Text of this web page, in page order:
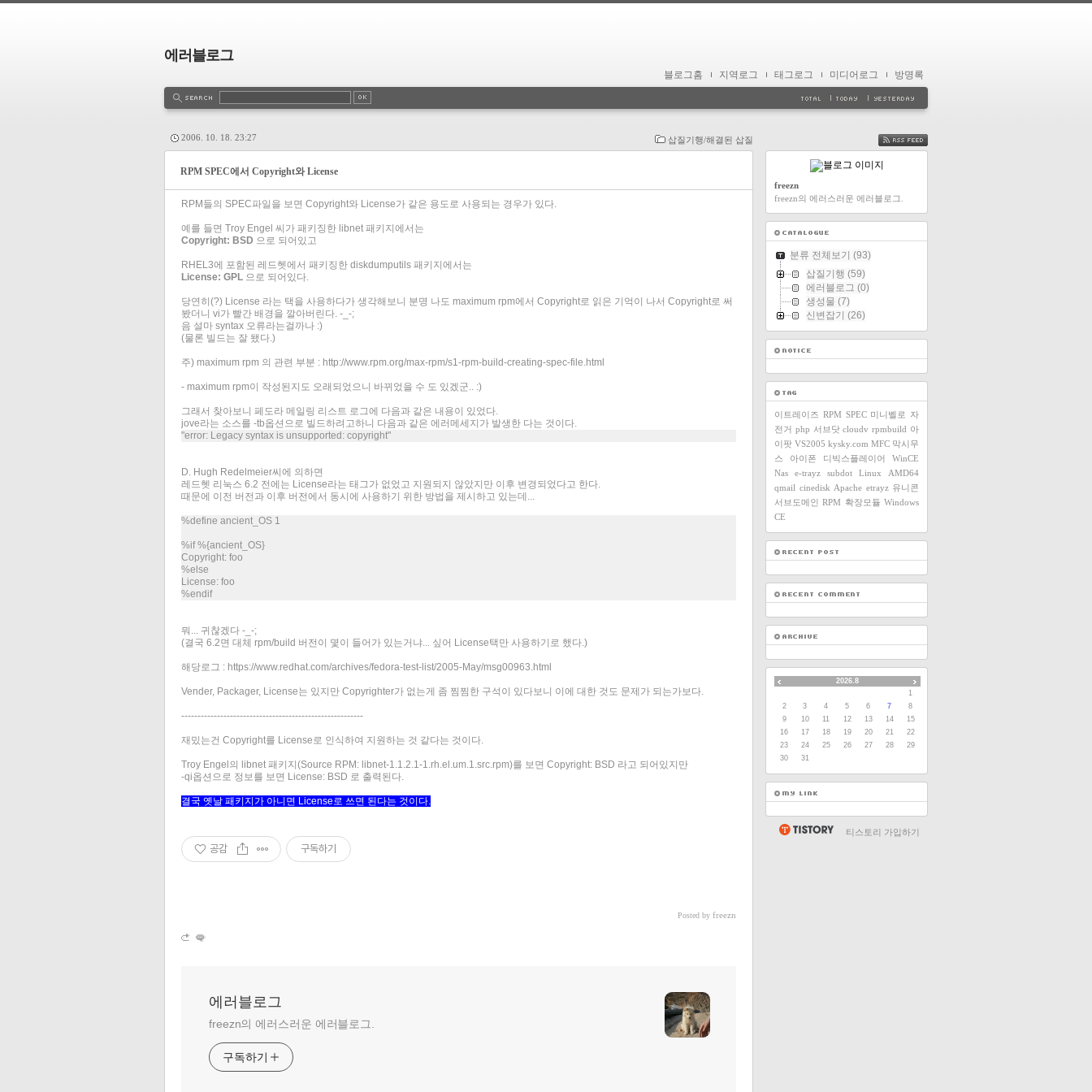
에러블로그
블로그홈 지역로그 태그로그 미디어로그 방명록
삽질기행/해결된 삽질
2006. 10. 18. 23:27
RPM SPEC에서 Copyright와 License
RPM들의 SPEC파일을 보면 Copyright와 License가 같은 용도로 사용되는 경우가 있다.
예를 들면 Troy Engel 씨가 패키징한 libnet 패키지에서는
Copyright: BSD 으로 되어있고
RHEL3에 포함된 레드헷에서 패키징한 diskdumputils 패키지에서는
License: GPL 으로 되어있다.
당연히(?) License 라는 택을 사용하다가 생각해보니 분명 나도 maximum rpm에서 Copyright로 읽은 기억이 나서 Copyright로 써
봤더니 vi가 빨간 배경을 깔아버린다. -_-;
음 설마 syntax 오류라는걸까나 :)
(물론 빌드는 잘 됐다.)
주) maximum rpm 의 관련 부분 : http://www.rpm.org/max-rpm/s1-rpm-build-creating-spec-file.html
- maximum rpm이 작성된지도 오래되었으니 바뀌었을 수 도 있겠군.. :)
그래서 찾아보니 페도라 메일링 리스트 로그에 다음과 같은 내용이 있었다.
jove라는 소스를 -tb옵션으로 빌드하려고하니 다음과 같은 에러메세지가 발생한 다는 것이다.
"error: Legacy syntax is unsupported: copyright"
D. Hugh Redelmeier씨에 의하면
레드헷 리눅스 6.2 전에는 License라는 태그가 없었고 지원되지 않았지만 이후 변경되었다고 한다.
때문에 이전 버전과 이후 버전에서 동시에 사용하기 위한 방법을 제시하고 있는데...
%define ancient_OS 1
%if %{ancient_OS}
Copyright: foo
%else
License: foo
%endif
뭐... 귀찮겠다 -_-;
(결국 6.2면 대체 rpm/build 버전이 몇이 들어가 있는거냐... 싶어 License택만 사용하기로 했다.)
해당로그 : https://www.redhat.com/archives/fedora-test-list/2005-May/msg00963.html
Vender, Packager, License는 있지만 Copyrighter가 없는게 좀 찜찜한 구석이 있다보니 이에 대한 것도 문제가 되는가보다.
--------------------------------------------------------
재밌는건 Copyright를 License로 인식하여 지원하는 것 같다는 것이다.
Troy Engel의 libnet 패키지(Source RPM: libnet-1.1.2.1-1.rh.el.um.1.src.rpm)를 보면 Copyright: BSD 라고 되어있지만
-qi옵션으로 정보를 보면 License: BSD 로 출력된다.
결국 옛날 패키지가 아니면 License로 쓰면 된다는 것이다.
공감 구독하기
Posted by freezn
에러블로그
freezn의 에러스러운 에러블로그.
구독하기
FEED
freezn
freezn의 에러스러운 에러블로그.
분류 전체보기 (93)
삽질기행 (59)
에러블로그 (0)
생성물 (7)
신변잡기 (26)
이트레이즈 RPM SPEC 미니벨로
자
전거 php 서브닷 cloudv rpmbuild 아
이팟 VS2005 kysky.com MFC 막시무
스
아이폰 디빅스플레이어
WinCE
Nas
e-trayz subdot Linux
AMD64
qmail cinedisk Apache etrayz 유니콘
서브도메인 RPM 확장모듈 Windows
CE
2026.8
1
2
3 4 5 6 7
8
9
10 11 12 13 14
15
16
17 18 19 20 21
22
23
24 25 26 27 28
29
30
31
티스토리 가입하기